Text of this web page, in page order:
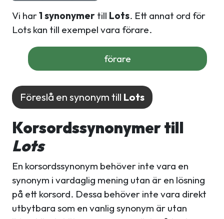
Vi har1 synonymer till Lots. Ett annat ord för
Lots kan till exempel vara förare.
förare
Föreslå en synonym till Lots
Korsordssynonymer till
Lots
En korsordssynonym behöver inte vara en
synonym i vardaglig mening utan är en lösning
på ett korsord. Dessa behöver inte vara direkt
utbytbara som en vanlig synonym är utan